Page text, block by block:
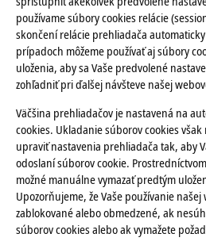
používame súbory cookies relácie
skončení relácie prehliadača
prípadoch môžeme používať aj súbory
uloženia, aby sa Vaše predvolené
zohľadniť pri ďalšej návšteve našej
Väčšina prehliadačov je nastavená na
cookies. Ukladanie súborov cookies
upraviť nastavenia prehliadača tak, aby
odoslaní súborov cookie.
možné manuálne vymazať predtým
Upozorňujeme, že Vaše používanie
zablokované alebo obmedzené, ak
súborov cookies alebo ak vymažete